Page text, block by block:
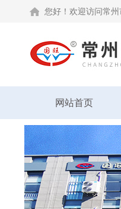
您好！欢迎访问常州
网站首页